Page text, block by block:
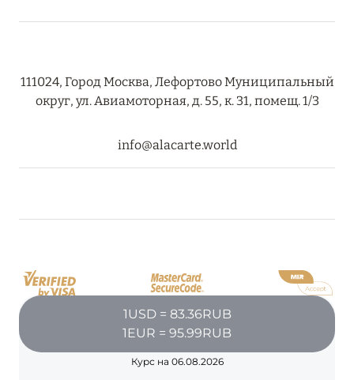
111024, Город Москва, Лефортово Муниципальный
округ, ул. Авиамоторная, д. 55, к. 31, помещ. 1/3
info@alacarte.world
1USD = 83.36RUB
1EUR = 95.99RUB
Курс на 06.08.2026